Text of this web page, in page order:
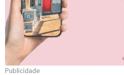
Publicidade